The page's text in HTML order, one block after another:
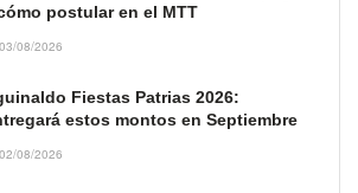
postular en el MTT
03/08/2026
Fiestas Patrias 2026:
estos montos en Septiembre
02/08/2026